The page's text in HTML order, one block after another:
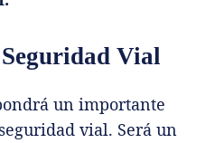
Vial
un importante
vial. Será un